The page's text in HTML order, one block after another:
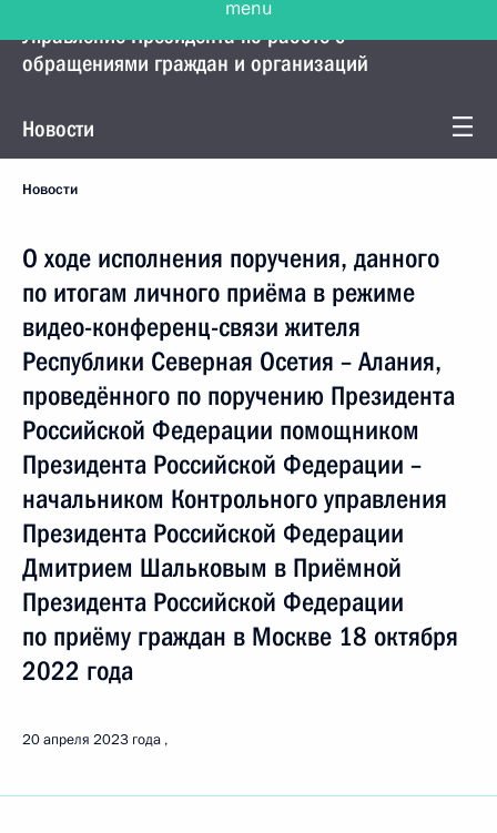
Управление Президента по работе с
обращениями граждан и организаций
Новости
Новости
О ходе исполнения поручения, данного
по итогам личного приёма в режиме
видео-конференц-связи жителя
Республики Северная Осетия – Алания,
проведённого по поручению Президента
Российской Федерации помощником
Президента Российской Федерации –
начальником Контрольного управления
Президента Российской Федерации
Дмитрием Шальковым в Приёмной
Президента Российской Федерации
по приёму граждан в Москве 18 октября
2022 года
20 апреля 2023 года